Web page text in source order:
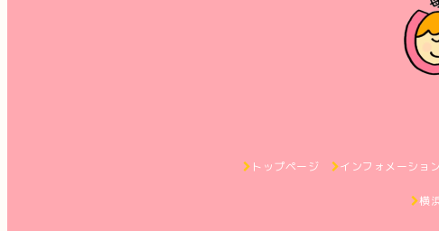
トップページ インフォメーション
横